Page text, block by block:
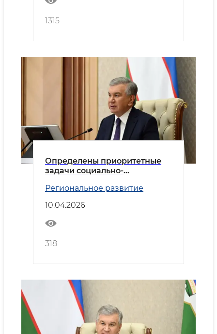
1315
Определены приоритетные
задачи социально-
Сохского района
Региональное развитие
10.04.2026
318